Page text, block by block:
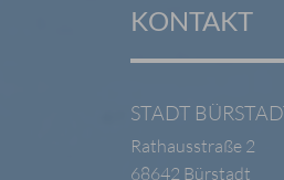
KONTAKT
STADT
Rathausstraße 2
68642 Bürstadt